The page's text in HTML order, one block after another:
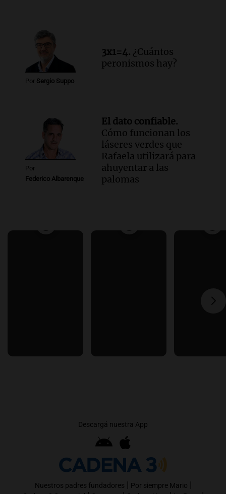
Por Sergio Suppo
3x1=4. ¿Cuántos
peronismos hay?
Por
Federico Albarenque
El dato confiable.
Cómo funcionan los
láseres verdes que
Rafaela utilizará para
ahuyentar a las
palomas
Descargá nuestra App
Nuestros padres fundadores | Por siempre Mario |